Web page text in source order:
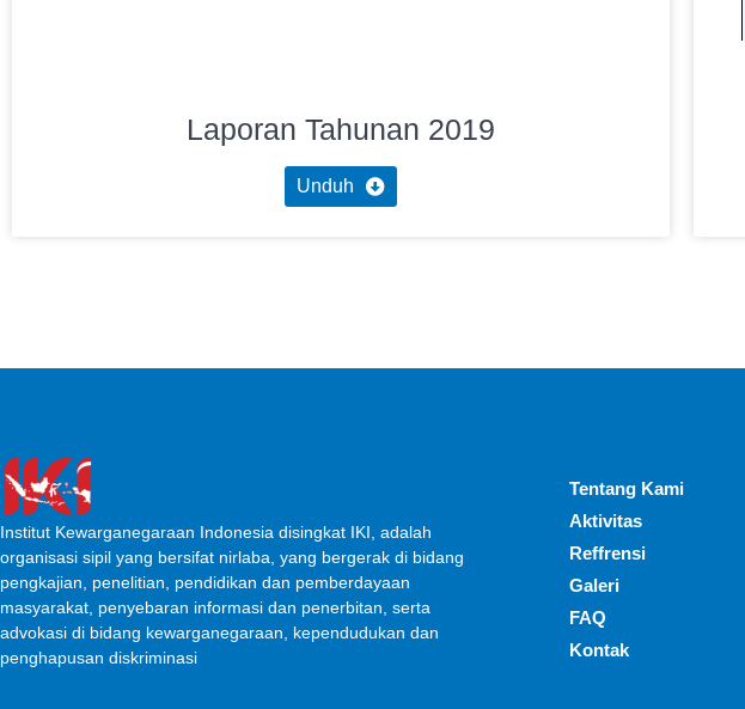
Laporan Tahunan 2019
Unduh
Institut Kewarganegaraan Indonesia disingkat IKI, adalah
organisasi sipil yang bersifat nirlaba, yang bergerak di bidang
pengkajian, penelitian, pendidikan dan pemberdayaan
masyarakat, penyebaran informasi dan penerbitan, serta
advokasi di bidang kewarganegaraan, kependudukan dan
penghapusan diskriminasi
Tentang Kami
Aktivitas
Reffrensi
Galeri
FAQ
Kontak